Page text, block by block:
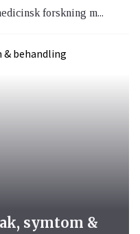
forskning m...
symtom &